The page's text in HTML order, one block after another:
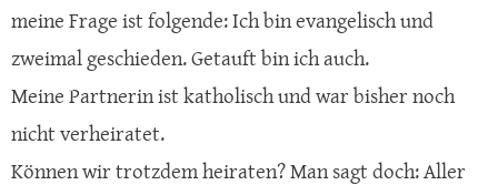
meine Frage ist folgende: Ich bin evangelisch und
zweimal geschieden. Getauft bin ich auch.
Meine Partnerin ist katholisch und war bisher noch
nicht verheiratet.
Können wir trotzdem heiraten? Man sagt doch: Aller